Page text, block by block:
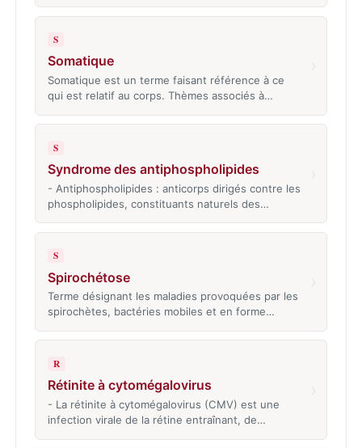
S
Somatique
Somatique est un terme faisant référence à ce
qui est relatif au corps. Thèmes associés à…
S
Syndrome des antiphospholipides
- Antiphospholipides : anticorps dirigés contre les
phospholipides, constituants naturels des…
S
Spirochétose
Terme désignant les maladies provoquées par les
spirochètes, bactéries mobiles et en forme…
R
Rétinite à cytomégalovirus
- La rétinite à cytomégalovirus (CMV) est une
infection virale de la rétine entraînant, de…